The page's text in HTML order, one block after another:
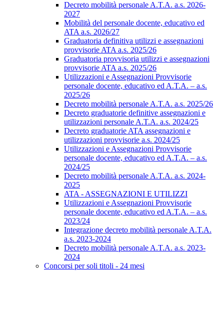
Decreto mobilità personale A.T.A. a.s. 2026-
2027
Mobilità del personale docente, educativo ed
ATA a.s. 2026/27
Graduatoria definitiva utilizzi e assegnazioni
provvisorie ATA a.s. 2025/26
Graduatoria provvisoria utilizzi e assegnazioni
provvisorie ATA a.s. 2025/26
Utilizzazioni e Assegnazioni Provvisorie
personale docente, educativo ed A.T.A. – a.s.
2025/26
Decreto mobilità personale A.T.A. a.s. 2025/26
Decreto graduatorie definitive assegnazioni e
utilizzazioni personale A.T.A. a.s. 2024/25
Decreto graduatorie ATA assegnazioni e
utilizzazioni provvisorie a.s. 2024/25
Utilizzazioni e Assegnazioni Provvisorie
personale docente, educativo ed A.T.A. – a.s.
2024/25
Decreto mobilità personale A.T.A. a.s. 2024-
2025
ATA - ASSEGNAZIONI E UTILIZZI
Utilizzazioni e Assegnazioni Provvisorie
personale docente, educativo ed A.T.A. – a.s.
2023/24
Integrazione decreto mobilità personale A.T.A.
a.s. 2023-2024
Decreto mobilità personale A.T.A. a.s. 2023-
2024
Concorsi per soli titoli - 24 mesi